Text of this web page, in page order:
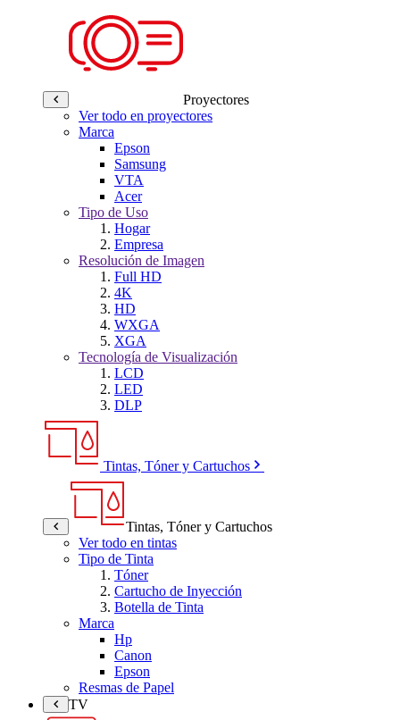
Proyectores
Ver todo en proyectores
Marca
Epson
Samsung
VTA
Acer
Tipo de Uso
Hogar
Empresa
Resolución de Imagen
Full HD
4K
HD
WXGA
XGA
Tecnología de Visualización
LCD
LED
DLP
Tintas, Tóner y Cartuchos
Tintas, Tóner y Cartuchos
Ver todo en tintas
Tipo de Tinta
Tóner
Cartucho de Inyección
Botella de Tinta
Marca
Hp
Canon
Epson
Resmas de Papel
TV